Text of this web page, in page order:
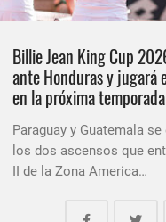
Billie Jean King Cup
ante Honduras y jugará
en la próxima temporada
Paraguay y Guatemala
los dos ascensos que
II de la Zona America…